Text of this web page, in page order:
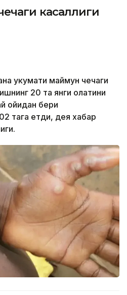
касаллиги
ҳукумати маймун чечаги
20 та янги ҳолатини
ойидан бери
тага етди, дея хабар